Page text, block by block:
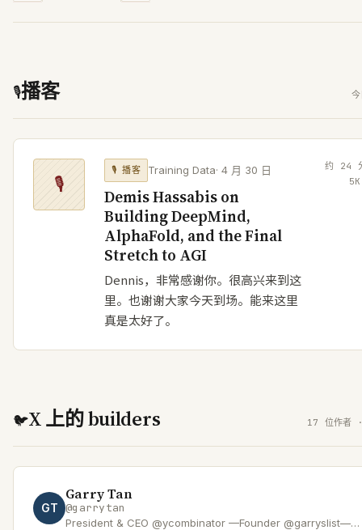
🎙播客
🎙
🎙 播客 Training Data· 4 月 30 日
Demis Hassabis on
Building DeepMind,
AlphaFold, and the Final
Stretch to AGI
Dennis，非常感谢你。很高兴来到这
里。也谢谢大家今天到场。能来这里
真是太好了。
约 24
5
🐦X 上的 builders 17 位作者
GT
Garry Tan
@garrytan
President & CEO @ycombinator —Founder @garryslist—